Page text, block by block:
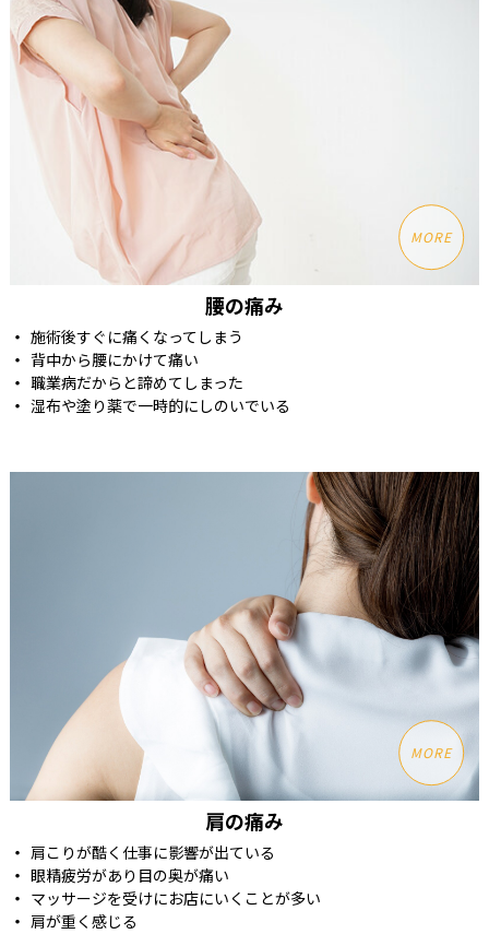
MORE
腰の痛み
施術後すぐに痛くなってしまう
背中から腰にかけて痛い
職業病だからと諦めてしまった
湿布や塗り薬で一時的にしのいでいる
MORE
肩の痛み
肩こりが酷く仕事に影響が出ている
眼精疲労があり目の奥が痛い
マッサージを受けにお店にいくことが多い
肩が重く感じる